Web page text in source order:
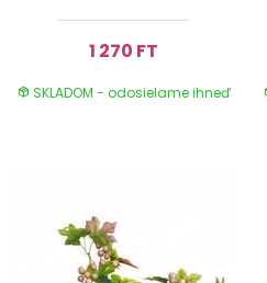
1 270 FT
SKLADOM - odosielame ihneď